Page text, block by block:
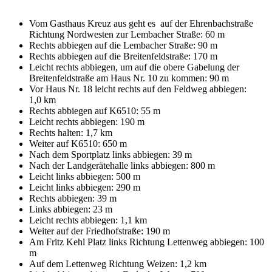
Vom Gasthaus Kreuz aus geht es auf der Ehrenbachstraße
Richtung Nordwesten zur Lembacher Straße: 60 m
Rechts abbiegen auf die Lembacher Straße: 90 m
Rechts abbiegen auf die Breitenfeldstraße: 170 m
Leicht rechts abbiegen, um auf die obere Gabelung der
Breitenfeldstraße am Haus Nr. 10 zu kommen: 90 m
Vor Haus Nr. 18 leicht rechts auf den Feldweg abbiegen:
1,0 km
Rechts abbiegen aufK6510: 55 m
Leicht rechts abbiegen: 190 m
Rechts halten: 1,7 km
Weiter aufK6510: 650 m
Nach dem Sportplatz links abbiegen: 39 m
Nach der Landgerätehalle links abbiegen: 800 m
Leicht links abbiegen: 500 m
Leicht links abbiegen: 290 m
Rechts abbiegen: 39 m
Links abbiegen: 23 m
Leicht rechts abbiegen: 1,1 km
Weiter auf derFriedhofstraße: 190 m
Am Fritz Kehl Platz links Richtung Lettenweg abbiegen: 100
m
Auf dem Lettenweg Richtung Weizen: 1,2 km